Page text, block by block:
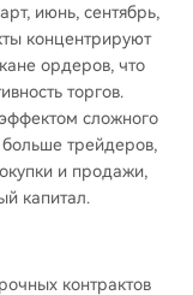
июнь, сентябрь,
концентрируют
ордеров, что
торгов.
сложного
трейдеров,
и продажи,
капитал.
контрактов